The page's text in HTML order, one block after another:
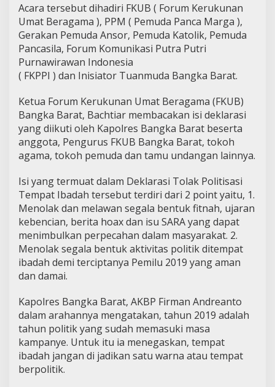
Acara tersebut dihadiri FKUB ( Forum Kerukunan
Umat Beragama ), PPM ( Pemuda Panca Marga ),
Gerakan Pemuda Ansor, Pemuda Katolik, Pemuda
Pancasila, Forum Komunikasi Putra Putri
Purnawirawan Indonesia
( FKPPI ) dan Inisiator Tuanmuda Bangka Barat.
Ketua Forum Kerukunan Umat Beragama (FKUB)
Bangka Barat, Bachtiar membacakan isi deklarasi
yang diikuti oleh Kapolres Bangka Barat beserta
anggota, Pengurus FKUB Bangka Barat, tokoh
agama, tokoh pemuda dan tamu undangan lainnya.
Isi yang termuat dalam Deklarasi Tolak Politisasi
Tempat Ibadah tersebut terdiri dari 2 point yaitu, 1.
Menolak dan melawan segala bentuk fitnah, ujaran
kebencian, berita hoax dan isu SARA yang dapat
menimbulkan perpecahan dalam masyarakat. 2.
Menolak segala bentuk aktivitas politik ditempat
ibadah demi terciptanya Pemilu 2019 yang aman
dan damai.
Kapolres Bangka Barat, AKBP Firman Andreanto
dalam arahannya mengatakan, tahun 2019 adalah
tahun politik yang sudah memasuki masa
kampanye. Untuk itu ia menegaskan, tempat
ibadah jangan di jadikan satu warna atau tempat
berpolitik.